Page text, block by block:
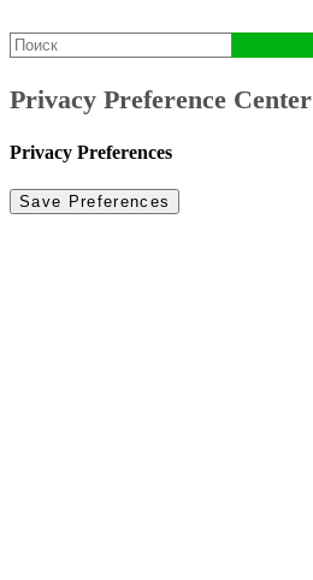
Privacy Preference Center
Privacy Preferences